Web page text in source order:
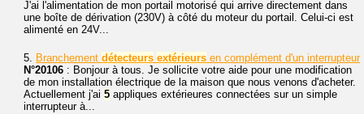
J'ai l'alimentation de mon portail motorisé qui arrive directement dans
une boîte de dérivation (230V) à côté du moteur du portail. Celui-ci est
alimenté en 24V...
5. Branchement détecteurs extérieurs en complément d'un interrupteur
N°20106 : Bonjour à tous. Je sollicite votre aide pour une modification
de mon installation électrique de la maison que nous venons d'acheter.
Actuellement j'ai 5 appliques extérieures connectées sur un simple
interrupteur à...